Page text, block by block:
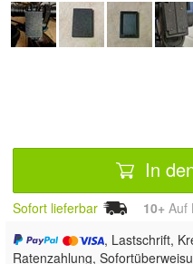
In
Sofort lieferbar 10+ Auf
, Lastschrift,
Ratenzahlung,